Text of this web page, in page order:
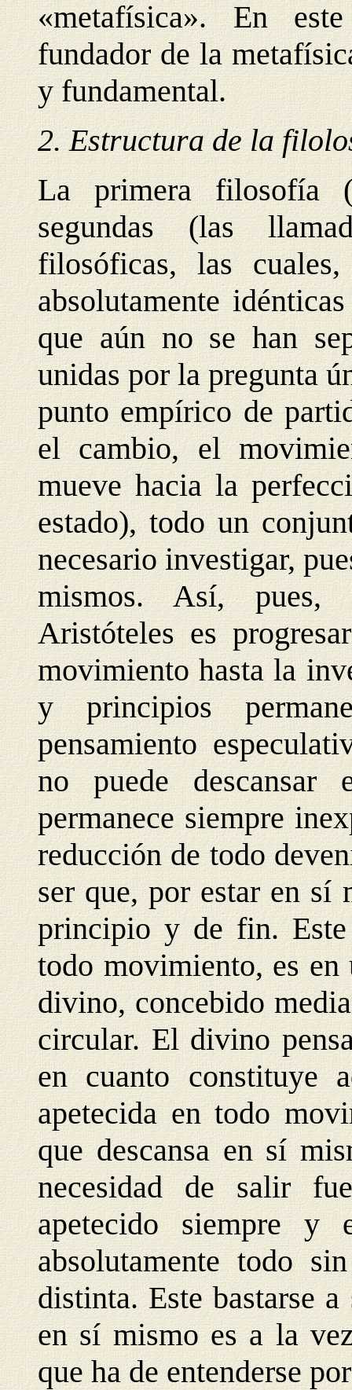
«metafísica». En
fundador de la
y fundamental.
2. Estructura de la
La primera filosofía
segundas (las
filosóficas, las
absolutamente
que aún no se han
unidas por la pregunta
punto empírico de
el cambio, el
mueve hacia la
estado), todo un
necesario investigar,
mismos. Así,
Aristóteles es
movimiento hasta la
y principios
pensamiento
no puede
permanece siempre
reducción de todo
ser que, por estar en sí
principio y de fin.
todo movimiento, es
divino, concebido
circular. El divino
en cuanto constituye
apetecida en todo
que descansa en sí
necesidad de salir
apetecido siempre y
absolutamente todo
distinta. Este bastarse
en sí mismo es a la
que ha de entenderse